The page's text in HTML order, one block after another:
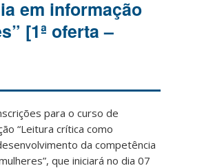
em informação
[1ª oferta –
para o curso de
“Leitura crítica como
da competência
que iniciará no dia 07